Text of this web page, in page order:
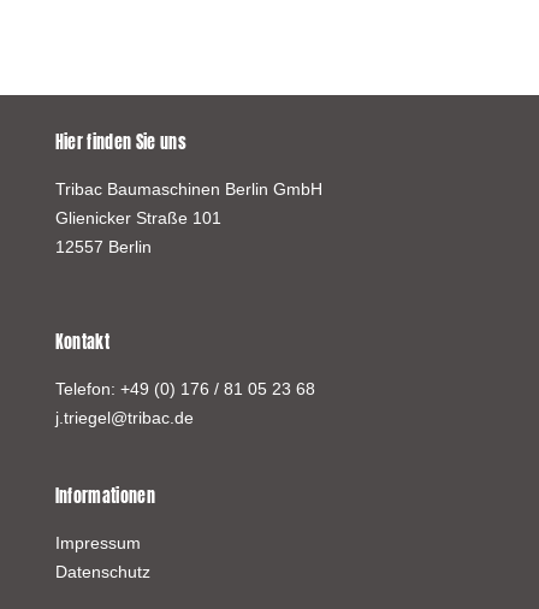
Hier finden Sie uns
Tribac Baumaschinen Berlin GmbH
Glienicker Straße 101
12557 Berlin
Kontakt
Telefon: +49 (0) 176 / 81 05 23 68
j.triegel@tribac.de
Informationen
Impressum
Datenschutz